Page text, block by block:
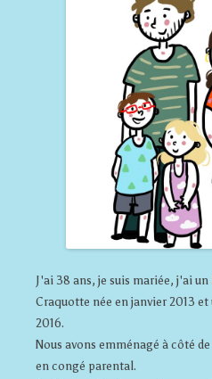
J'ai 38 ans, je suis mariée, j'ai
Craquotte née en janvier 2013
2016.
Nous avons emménagé à côté
en congé parental.